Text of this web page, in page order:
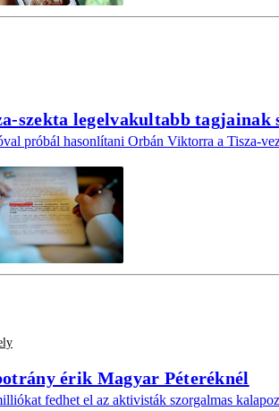
szekta legelvakultabb tagjainak
próbál hasonlítani Orbán Viktorra a Tisza-
érik Magyar Péteréknél
fedhet el az aktivisták szorgalmas